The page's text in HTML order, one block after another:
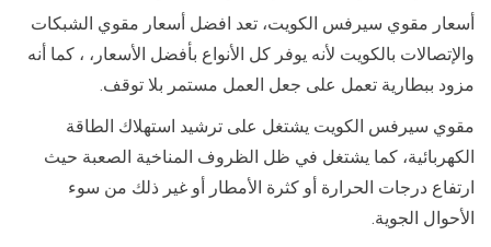
أسعار مقوي سيرفس الكويت، تعد افضل أسعار مقوي الشبكات
والإتصالات بالكويت لأنه يوفر كل الأنواع بأفضل الأسعار، ، كما أنه
مزود ببطارية تعمل على جعل العمل مستمر بلا توقف.
مقوي سيرفس الكويت يشتغل على ترشيد استهلاك الطاقة
الكهربائية، كما يشتغل في ظل الظروف المناخية الصعبة حيث
ارتفاع درجات الحرارة أو كثرة الأمطار أو غير ذلك من سوء
الأحوال الجوية.